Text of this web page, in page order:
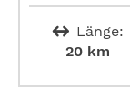
Länge:
20 km